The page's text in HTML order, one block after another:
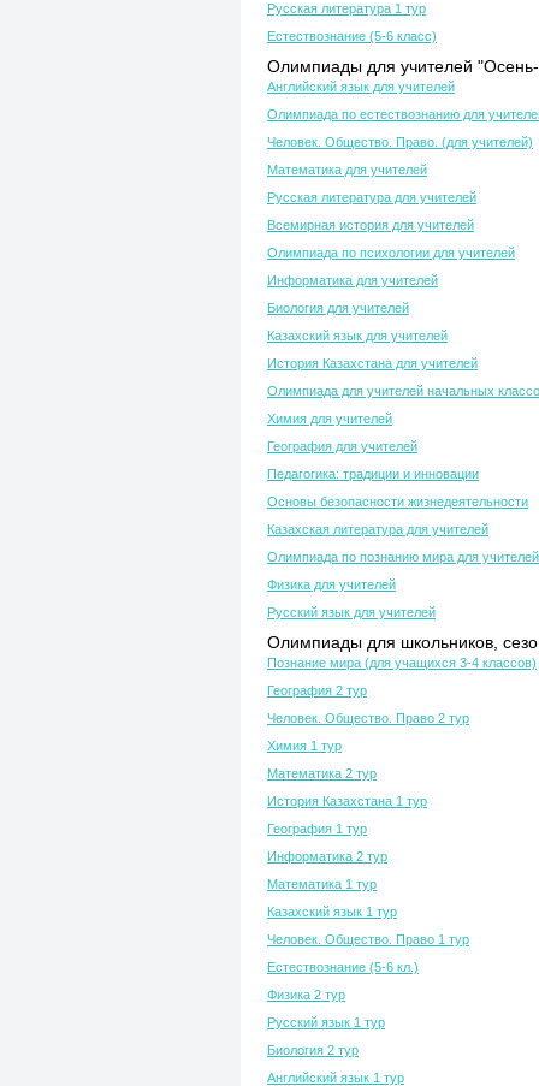
Русская литература 1 тур
Естествознание (5-6 класс)
Олимпиады для учителей
Английский язык для учителей
Олимпиада по естествознанию для
Человек. Общество. Право. (для учителей)
Математика для учителей
Русская литература для учителей
Всемирная история для учителей
Олимпиада по психологии для учителей
Информатика для учителей
Биология для учителей
Казахский язык для учителей
История Казахстана для учителей
Олимпиада для учителей начальных
Химия для учителей
География для учителей
Педагогика: традиции и инновации
Основы безопасности жизнедеятельности
Казахская литература для учителей
Олимпиада по познанию мира для учителей
Физика для учителей
Русский язык для учителей
Олимпиады для школьников,
Познание мира (для учащихся 3-4 классов)
География 2 тур
Человек. Общество. Право 2 тур
Химия 1 тур
Математика 2 тур
История Казахстана 1 тур
География 1 тур
Информатика 2 тур
Математика 1 тур
Казахский язык 1 тур
Человек. Общество. Право 1 тур
Естествознание (5-6 кл.)
Физика 2 тур
Русский язык 1 тур
Биология 2 тур
Английский язык 1 тур